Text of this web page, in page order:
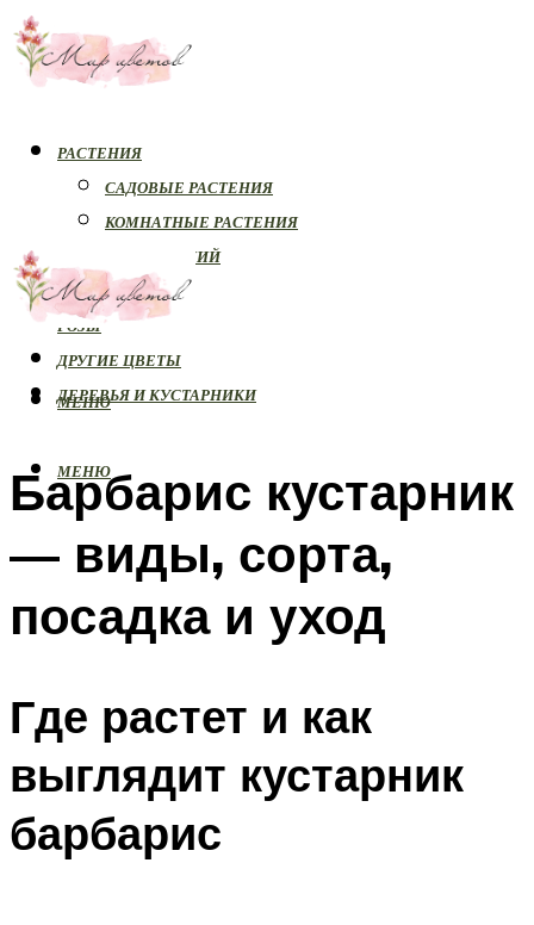
РАСТЕНИЯ
САДОВЫЕ РАСТЕНИЯ
КОМНАТНЫЕ РАСТЕНИЯ
БОЛЕЗНИ РАСТЕНИЙ
ОРХИДЕИ
РОЗЫ
ДРУГИЕ ЦВЕТЫ
ДЕРЕВЬЯ И КУСТАРНИКИ
МЕНЮ
МЕНЮ
Барбарис кустарник
— виды, сорта,
посадка и уход
Где растет и как
выглядит кустарник
барбарис